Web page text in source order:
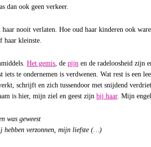
dan ook geen verkeer.
nooit verlaten. Hoe oud haar kinderen ook
haar kleinste.
Het gemis , de pijn en de radeloosheid zijn
iets te ondernemen is verdwenen. Wat rest is een
schrijft en zich tussendoor met snijdend
is hier, mijn ziel en geest zijn bij haar. Mijn
was geweest
hebben verzonnen, mijn liefste (…)